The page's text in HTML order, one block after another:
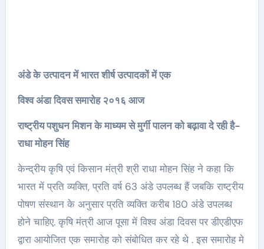
अंडे के उत्पादन में भारत शीर्ष उत्पादकों में एक
विश्व अंडा दिवस समारोह २०१६ आज
राष्ट्रीय पशुधन मिशन के माध्यम से मुर्गी पालन को बढ़ावा दे रही है-
राधा मोहन सिंह
केन्द्रीय कृषि एवं किसान मंत्री श्री राधा मोहन सिंह ने कहा कि
भारत में प्रति व्यक्ति, प्रति वर्ष 63 अंडे उपलब्ध हैं जबकि राष्ट्रीय
पोषण संस्थान के अनुसार प्रति व्यक्ति करीब 180 अंडे उपलब्ध
होने चाहिए. कृषि मंत्री आज पूसा में विश्व अंडा दिवस पर डीएडीएफ
द्वारा आयोजित एक समारोह को संबोधित कर रहे थे . इस समारोह मे